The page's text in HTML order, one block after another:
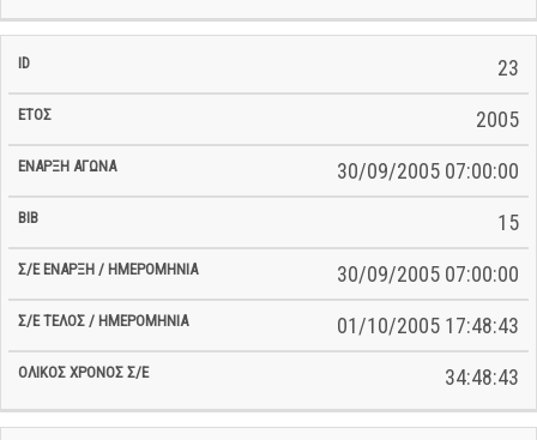
23
2005
30/09/2005 07:00:00
15
30/09/2005 07:00:00
01/10/2005 17:48:43
34:48:43